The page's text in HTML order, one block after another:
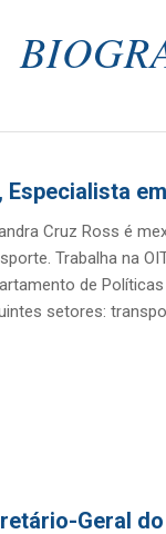
Especialista
Cruz Ross é
Trabalha na
de
setores:
Geral